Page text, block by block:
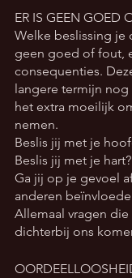
ER IS GEEN GOED
Welke beslissing je
geen goed of fout,
consequenties.
langere termijn
het extra moeilijk
nemen.
Beslis jij met je
Beslis jij met je hart?
Ga jij op je gevoel
anderen
Allemaal vragen
dichterbij ons